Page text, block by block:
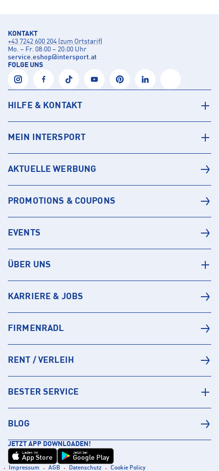
KONTAKT
+43 7242 600 204 (zum Ortstarif)
Mo. – Fr. 08:00 – 20:00 Uhr
service.eshop@intersport.at
FOLGE UNS
HILFE & KONTAKT
MEIN INTERSPORT
AKTUELLE WERBUNG
PROMOTIONS & COUPONS
EVENTS
ÜBER UNS
KARRIERE & JOBS
FIRMENRADL
RENT / VERLEIH
BESTER SERVICE
BLOG
JETZT APP DOWNLOADEN!
Laden im
App Store
Jetzt bei
Google Play
Impressum AGB Datenschutz Cookie Policy